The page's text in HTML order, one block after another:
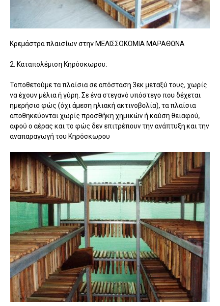
Κρεμάστρα πλαισίων στην ΜΕΛΙΣΣΟΚΟΜΙΑ ΜΑΡΑΘΩΝΑ
2. Καταπολέμιση Κηρόσκωρου:
Τοποθετούμε τα πλαίσια σε απόσταση 3εκ μεταξύ τους, χωρίς
να έχουν μέλια ή γύρη. Σε ένα στεγανό υπόστεγο που δέχεται
ημερήσιο φώς (όχι άμεση ηλιακή ακτινοβολία), τα πλαίσια
αποθηκεύονται χωρίς προσθήκη χημικών ή καύση θειαφού,
αφού ο αέρας και το φώς δεν επιτρέπουν την ανάπτυξη και την
αναπαραγωγή του Κηρόσκωρου